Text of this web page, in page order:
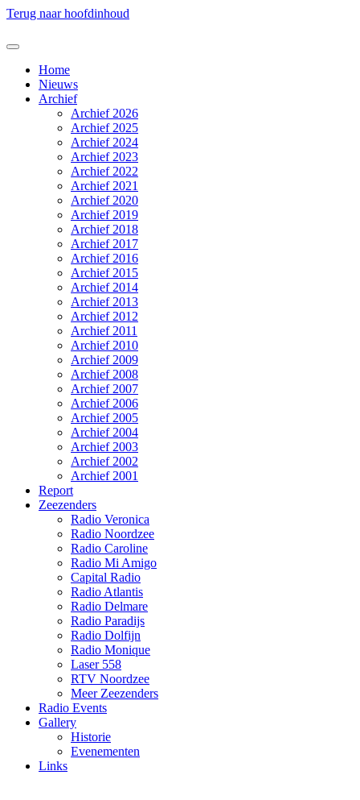
Terug naar hoofdinhoud
Home
Nieuws
Archief
Archief 2026
Archief 2025
Archief 2024
Archief 2023
Archief 2022
Archief 2021
Archief 2020
Archief 2019
Archief 2018
Archief 2017
Archief 2016
Archief 2015
Archief 2014
Archief 2013
Archief 2012
Archief 2011
Archief 2010
Archief 2009
Archief 2008
Archief 2007
Archief 2006
Archief 2005
Archief 2004
Archief 2003
Archief 2002
Archief 2001
Report
Zeezenders
Radio Veronica
Radio Noordzee
Radio Caroline
Radio Mi Amigo
Capital Radio
Radio Atlantis
Radio Delmare
Radio Paradijs
Radio Dolfijn
Radio Monique
Laser 558
RTV Noordzee
Meer Zeezenders
Radio Events
Gallery
Historie
Evenementen
Links